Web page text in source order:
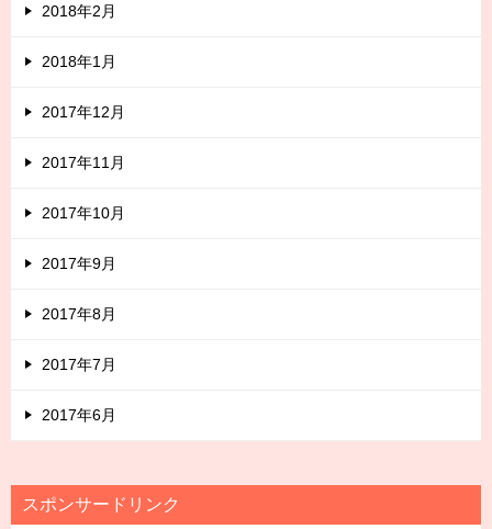
2018年2月
2018年1月
2017年12月
2017年11月
2017年10月
2017年9月
2017年8月
2017年7月
2017年6月
スポンサードリンク